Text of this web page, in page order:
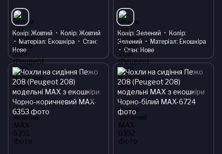
Колір Жовтий Колір Жовтий
Матеріал Екошкіра
Стан
Нове
Колір Зелений
Колір
Зелений
Матеріал Екошкіра
Стан Нове